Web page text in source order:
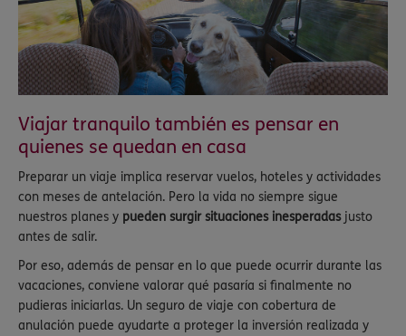
Viajar tranquilo también es pensar en
quienes se quedan en casa
Preparar un viaje implica reservar vuelos, hoteles y actividades
con meses de antelación. Pero la vida no siempre sigue
nuestros planes y pueden surgir situaciones inesperadasjusto
antes de salir.
Por eso, además de pensar en lo que puede ocurrir durante las
vacaciones, conviene valorar qué pasaría si finalmente no
pudieras iniciarlas. Un seguro de viaje con cobertura de
anulación puede ayudarte a proteger la inversión realizada y